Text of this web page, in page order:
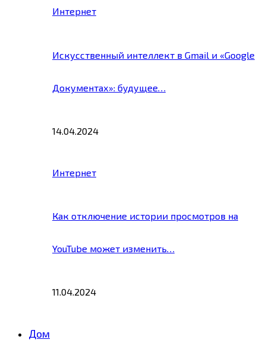
Интернет
Искусственный интеллект в Gmail и «Google
Документах»: будущее…
14.04.2024
Интернет
Как отключение истории просмотров на
YouTube может изменить…
11.04.2024
Дом